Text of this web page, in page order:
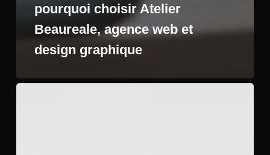
pourquoi choisir Atelier
Beaureale, agence web et
design graphique